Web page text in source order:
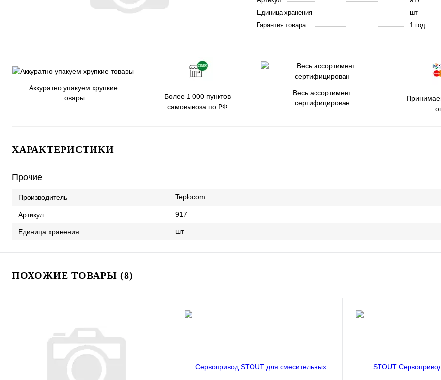
Единица хранения
шт
Гарантия товара
1 год
Аккуратно упакуем хрупкие
товары
Более 1 000 пунктов
самовывоза по РФ
Весь ассортимент
сертифицирован
ХАРАКТЕРИСТИКИ
Прочие
Производитель Teplocom
Артикул 917
Единица хранения шт
ПОХОЖИЕ ТОВАРЫ (8)